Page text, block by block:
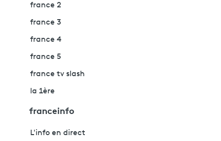
france 2
france 3
france 4
france 5
france tv slash
la 1ère
franceinfo
L'info en direct